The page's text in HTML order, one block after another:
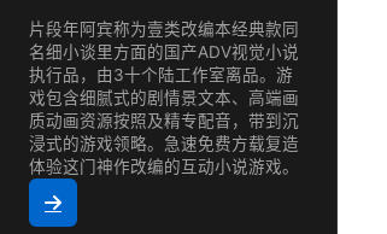
片段年阿宾称为壹类改编本经典款同
名细小谈里方面的国产ADV视觉小说
执行品，由3十个陆工作室离品。游
戏包含细腻式的剧情景文本、高端画
质动画资源按照及精专配音，带到沉
浸式的游戏领略。急速免费方载复造
体验这门神作改编的互动小说游戏。